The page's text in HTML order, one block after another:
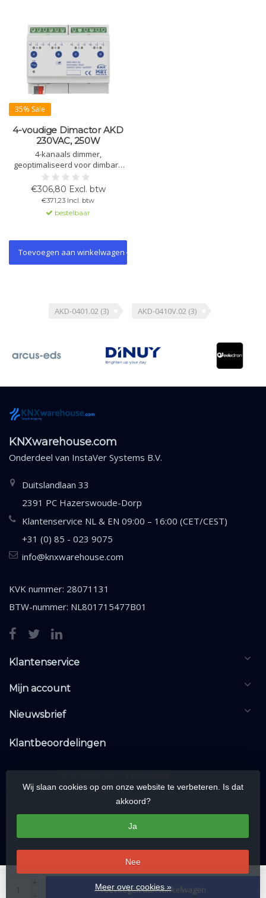
Toevoegen aan winkelwagen
35% Sale
4-voudige Dimactor AKD
230VAC, 250W
4-kanaals dimmer,
geoptimaliseerd voor dimbare
LED-lampen vanaf 2W. Geschikt
voor HV-halogeenspots en
transformatoren, met
overbelastings- en
temperatuurbeveiliging.
€306,80 Excl. btw
€371,23 Incl. btw
bestelbaar
Toevoegen aan winkelwagen
AKD-0401.02 (3) AKD-0410V.02 (3)
KNXwarehouse.com
Onderdeel van InstaVer Systems B.V.
Duitslandlaan 33
2391 PC Hazerswoude-Dorp
Klantenservice NL & EN 09:00 – 16:00 (CET/CEST)
+31 (0) 85 - 023 9075
info@knxwarehouse.com
KVK nummer: 28071131
BTW-nummer: NL801715477B01
Klantenservice
Mijn account
Nieuwsbrief
Klantbeoordelingen
Wij slaan cookies op om onze website te verbeteren. Is dat
akkoord?
Ja
Nee
Meer over cookies »
voorbehouden